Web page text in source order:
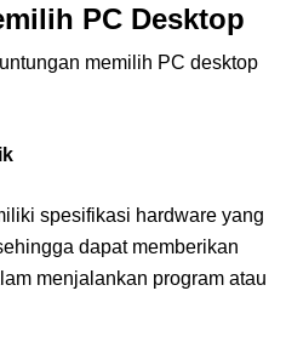
PC Desktop
memilih PC desktop
spesifikasi hardware yang
dapat memberikan
menjalankan program atau